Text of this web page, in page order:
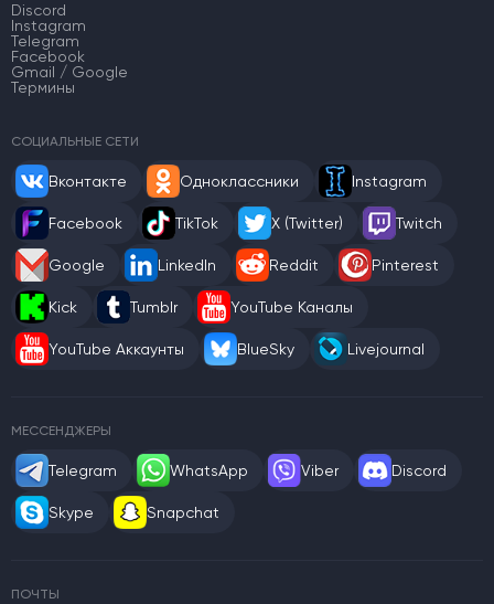
Discord
Instagram
Telegram
Facebook
Gmail / Google
Термины
СОЦИАЛЬНЫЕ СЕТИ
Вконтакте Одноклассники Instagram
Facebook TikTok X (Twitter) Twitch
Google LinkedIn Reddit Pinterest
Kick Tumblr YouTube Каналы
YouTube Аккаунты BlueSky Livejournal
МЕССЕНДЖЕРЫ
Telegram WhatsApp Viber Discord
Skype Snapchat
ПОЧТЫ